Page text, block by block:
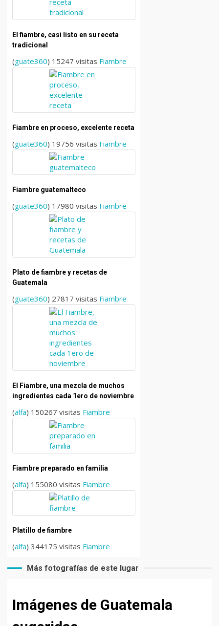
El fiambre, casi listo en su receta
tradicional
(guate360) 15247 visitas Fiambre
Fiambre en proceso, excelente receta
(guate360) 19756 visitas Fiambre
Fiambre guatemalteco
(guate360) 17980 visitas Fiambre
Plato de fiambre y recetas de
Guatemala
(guate360) 27817 visitas Fiambre
El Fiambre, una mezcla de muchos
ingredientes cada 1ero de noviembre
(alfa) 150267 visitas Fiambre
Fiambre preparado en familia
(alfa) 155080 visitas Fiambre
Platillo de fiambre
(alfa) 344175 visitas Fiambre
Más fotografías de este lugar
Imágenes de Guatemala